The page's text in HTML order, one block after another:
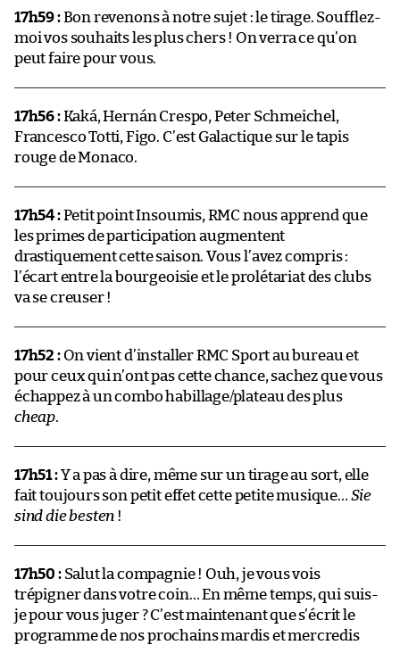
17h59 :Bon revenons à notre sujet : le tirage. Soufflez-
moi vos souhaits les plus chers ! On verra ce qu’on
peut faire pour vous.
17h56 :Kaká, Hernán Crespo, Peter Schmeichel,
Francesco Totti, Figo. C’est Galactique sur le tapis
rouge de Monaco.
17h54 :Petit point Insoumis, RMC nous apprend que
les primes de participation augmentent
drastiquement cette saison. Vous l’avez compris :
l’écart entre la bourgeoisie et le prolétariat des clubs
va se creuser !
17h52 :On vient d’installer RMC Sport au bureau et
pour ceux qui n’ont pas cette chance, sachez que vous
échappez à un combo habillage/plateau des plus
cheap.
17h51 :Y a pas à dire, même sur un tirage au sort, elle
fait toujours son petit effet cette petite musique… Sie
sind die besten !
17h50 :Salut la compagnie ! Ouh, je vous vois
trépigner dans votre coin… En même temps, qui suis-
je pour vous juger ? C’est maintenant que s’écrit le
programme de nos prochains mardis et mercredis